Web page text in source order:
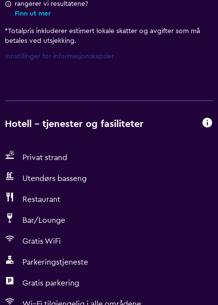
rangerer vi resultatene?
Finn ut mer
*Totalpris inkluderer estimert lokale skatter og avgifter som må
betales ved utsjekking.
Innstillinger for informasjonskapsler
Hotell – tjenester og fasiliteter
Privat strand
Utendørs basseng
Restaurant
Bar/Lounge
Gratis WiFi
Parkeringstjeneste
Gratis parkering